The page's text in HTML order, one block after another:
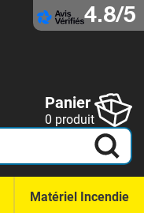
4.8/5
Panier
0 produit
Matériel Incendie